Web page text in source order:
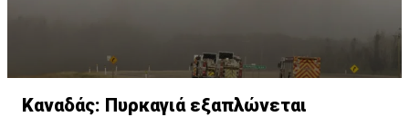
Καναδάς: Πυρκαγιά εξαπλώνεται